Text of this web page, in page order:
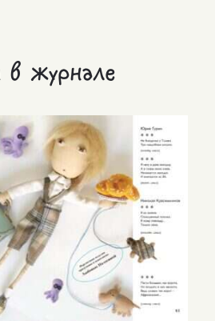
в журнале